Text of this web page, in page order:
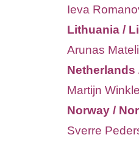
Ieva
Lithuania /
Arunas
Netherlands
Martijn
Norway /
Sverre